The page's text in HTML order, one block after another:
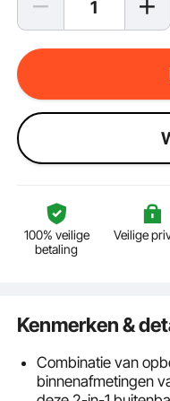
100% veilige
betaling
Veilige
Kenmerken &
Combinatie van
binnenafmetingen